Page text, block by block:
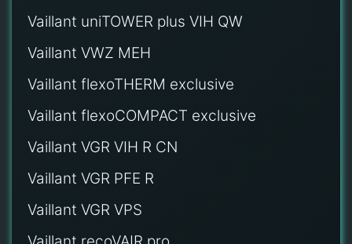
Vaillant uniTOWER plus VIH QW
Vaillant VWZ MEH
Vaillant flexoTHERM exclusive
Vaillant flexoCOMPACT exclusive
Vaillant VGR VIH R CN
Vaillant VGR PFE R
Vaillant VGR VPS